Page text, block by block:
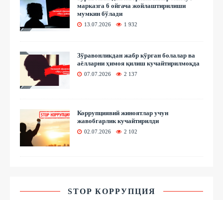
марказга 6 ойгача жойлаштирилиши
мумкин бўлади
13.07.2026 1 932
Зўравонликдан жабр кўрган болалар ва
аёлларни ҳимоя қилиш кучайтирилмоқда
07.07.2026 2 137
Коррупциявий жиноятлар учун
жавобгарлик кучайтирилди
02.07.2026 2 102
STOP КОРРУПЦИЯ